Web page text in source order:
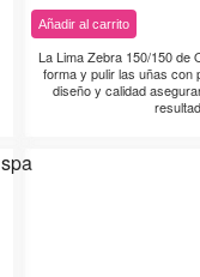
Añadir al carrito
La Lima Zebra 150/150 de
forma y pulir las uñas con
diseño y calidad